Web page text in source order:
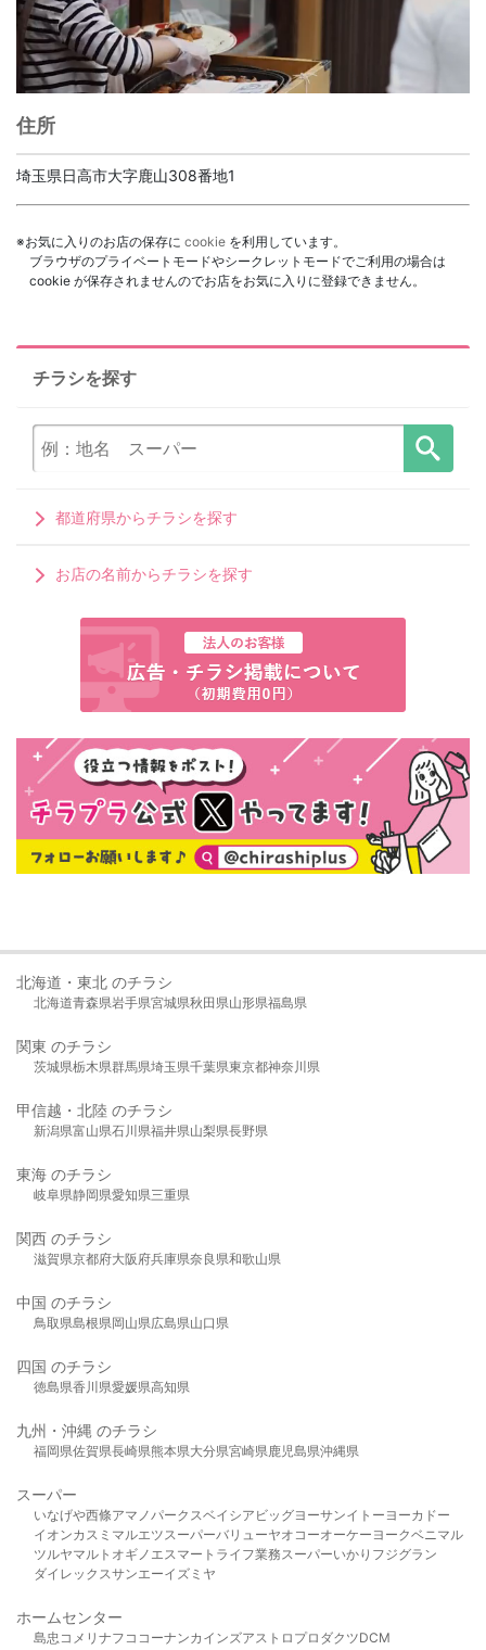
住所
埼玉県日高市大字鹿山308番地1
※お気に入りのお店の保存に cookie を利用しています。
ブラウザのプライベートモードやシークレットモードでご利用の場合は
cookie が保存されませんのでお店をお気に入りに登録できません。
チラシを探す
都道府県からチラシを探す
お店の名前からチラシを探す
北海道・東北 のチラシ
北海道青森県岩手県宮城県秋田県山形県福島県
関東 のチラシ
茨城県栃木県群馬県埼玉県千葉県東京都神奈川県
甲信越・北陸 のチラシ
新潟県富山県石川県福井県山梨県長野県
東海 のチラシ
岐阜県静岡県愛知県三重県
関西 のチラシ
滋賀県京都府大阪府兵庫県奈良県和歌山県
中国 のチラシ
鳥取県島根県岡山県広島県山口県
四国 のチラシ
徳島県香川県愛媛県高知県
九州・沖縄 のチラシ
福岡県佐賀県長崎県熊本県大分県宮崎県鹿児島県沖縄県
スーパー
いなげや西條アマノパークスベイシア ビッグヨーサンイトーヨーカドー
イオンカスミ マルエツスーパーバリューヤオコーオーケー ヨークベニマル
ツルヤマルト オギノ エスマート ライフ業務スーパーいかり フジグラン
ダイレックスサンエーイズミヤ
ホームセンター
島忠 コメリ ナフコ コーナンカインズアストロプロダクツDCM